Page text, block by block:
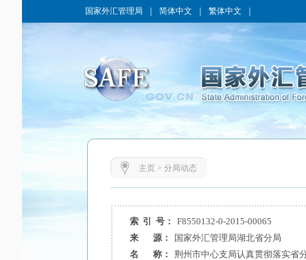
国家外汇管理局 简体中文 繁体中文
主页> 分局动态
索 引 号： F8550132-0-2015-00065
来 源：
国家外汇管理局湖北省分局
名 称：
荆州市中心支局认真贯彻落实省